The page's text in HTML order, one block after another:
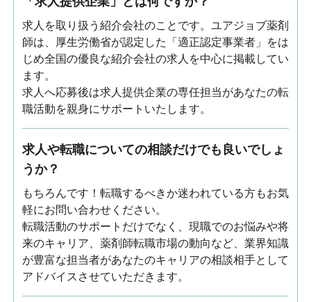
求人を取り扱う紹介会社のことです。ユアジョブ薬剤
師は、厚生労働省が認定した「適正認定事業者」をは
じめ全国の優良な紹介会社の求人を中心に掲載してい
ます。
求人へ応募後は求人提供企業の専任担当があなたの転
職活動を親身にサポートいたします。
求人や転職についての相談だけでも良いでしょ
うか？
もちろんです！転職するべきか迷われている方もお気
軽にお問い合わせください。
転職活動のサポートだけでなく、現職でのお悩みや将
来のキャリア、薬剤師転職市場の動向など、業界知識
が豊富な担当者があなたのキャリアの相談相手として
アドバイスさせていただきます。